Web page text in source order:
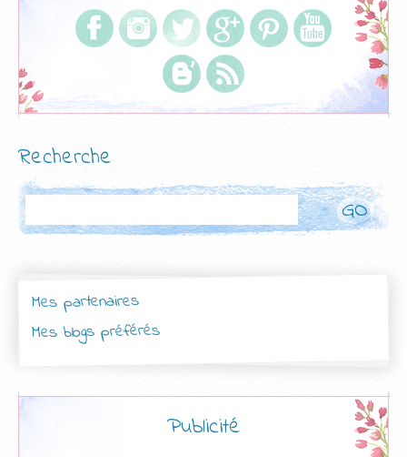
Recherche
Mes partenaires
Mes blogs préférés
Publicité